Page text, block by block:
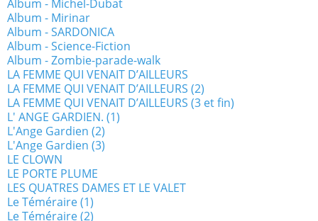
Album - Michel-Dubat
Album - Mirinar
Album - SARDONICA
Album - Science-Fiction
Album - Zombie-parade-walk
LA FEMME QUI VENAIT D’AILLEURS
LA FEMME QUI VENAIT D’AILLEURS (2)
LA FEMME QUI VENAIT D’AILLEURS (3 et fin)
L' ANGE GARDIEN. (1)
L'Ange Gardien (2)
L'Ange Gardien (3)
LE CLOWN
LE PORTE PLUME
LES QUATRES DAMES ET LE VALET
Le Téméraire (1)
Le Téméraire (2)